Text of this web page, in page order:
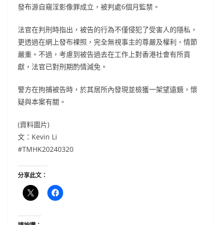
發布源自窺淫影像罪成立，被判處6個月監禁。
法官在判刑時指出，被告的行為不僅侵犯了受害人的隱私，
更透過在網上發布裸照，完全無視事主的尊嚴及權利，情節
嚴重。不過，考慮到被告過去在工作上對香港社會有所貢
獻，法官已對刑期酌情減免。
警方在拘捕被告時，於其居所內發現並檢獲一架望遠鏡，懷
疑與本案有關。
(資料圖片)
文：Kevin Li
#TMHK20240320
分享此文：